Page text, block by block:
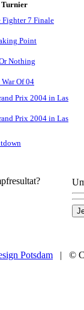
Turnier
Fighter 7 Finale
Point
Nothing
Of 04
Prix 2004 in Las
Prix 2004 in Las
Potsdam | ©